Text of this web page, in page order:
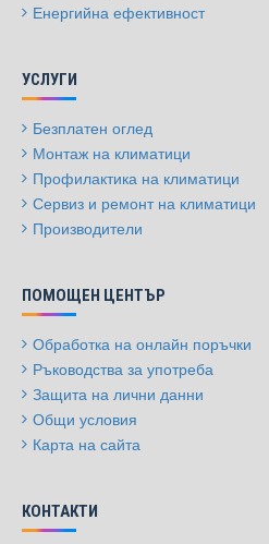
Енергийна ефективност
УСЛУГИ
Безплатен оглед
Монтаж на климатици
Профилактика на климатици
Сервиз и ремонт на климатици
Производители
ПОМОЩЕН ЦЕНТЪР
Обработка на онлайн поръчки
Ръководства за употреба
Защита на лични данни
Общи условия
Карта на сайта
КОНТАКТИ